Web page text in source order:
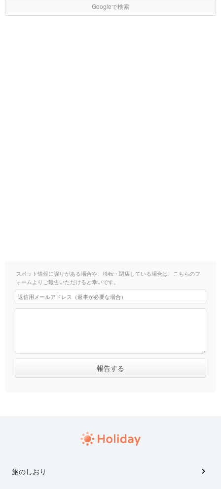
Googleで検索
スポット情報に誤りがある場合や、移転・閉店している場合は、こちらのフ
ォームよりご報告いただけると幸いです。
旅のしおり